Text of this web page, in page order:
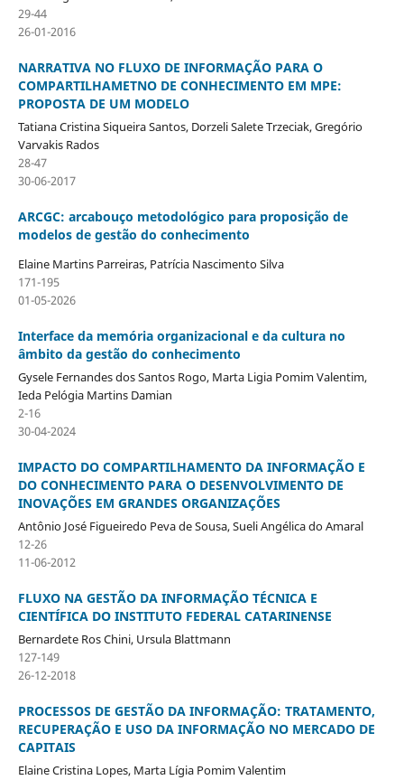
29-44
26-01-2016
NARRATIVA NO FLUXO DE INFORMAÇÃO PARA O
COMPARTILHAMETNO DE CONHECIMENTO EM MPE:
PROPOSTA DE UM MODELO
Tatiana Cristina Siqueira Santos, Dorzeli Salete Trzeciak, Gregório
Varvakis Rados
28-47
30-06-2017
ARCGC: arcabouço metodológico para proposição de
modelos de gestão do conhecimento
Elaine Martins Parreiras, Patrícia Nascimento Silva
171-195
01-05-2026
Interface da memória organizacional e da cultura no
âmbito da gestão do conhecimento
Gysele Fernandes dos Santos Rogo, Marta Ligia Pomim Valentim,
Ieda Pelógia Martins Damian
2-16
30-04-2024
IMPACTO DO COMPARTILHAMENTO DA INFORMAÇÃO E
DO CONHECIMENTO PARA O DESENVOLVIMENTO DE
INOVAÇÕES EM GRANDES ORGANIZAÇÕES
Antônio José Figueiredo Peva de Sousa, Sueli Angélica do Amaral
12-26
11-06-2012
FLUXO NA GESTÃO DA INFORMAÇÃO TÉCNICA E
CIENTÍFICA DO INSTITUTO FEDERAL CATARINENSE
Bernardete Ros Chini, Ursula Blattmann
127-149
26-12-2018
PROCESSOS DE GESTÃO DA INFORMAÇÃO: TRATAMENTO,
RECUPERAÇÃO E USO DA INFORMAÇÃO NO MERCADO DE
CAPITAIS
Elaine Cristina Lopes, Marta Lígia Pomim Valentim